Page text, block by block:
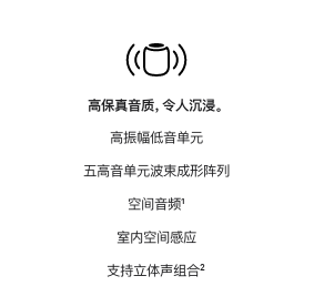
高保真音质，令人沉浸。
高振幅低音单元
五高音单元波束成形阵列
空间音频脚
¹
室内空间感应
支持立体声组合脚
²